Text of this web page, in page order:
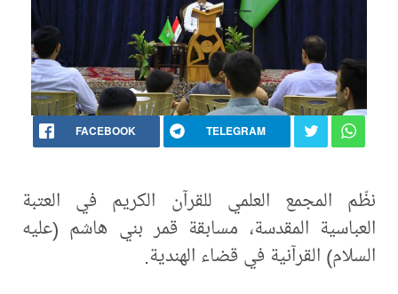
FACEBOOK TELEGRAM
نظّم المجمع العلمي للقرآن الكريم في العتبة
العباسية المقدسة، مسابقة قمر بني هاشم (عليه
السلام) القرآنية في قضاء الهندية.